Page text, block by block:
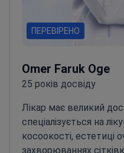
ПЕРЕВІРЕНО
Omer Faruk Oge
25 років досвіду
Лікар має великий
спеціалізується на
косоокості, естетиці
захворюваннях